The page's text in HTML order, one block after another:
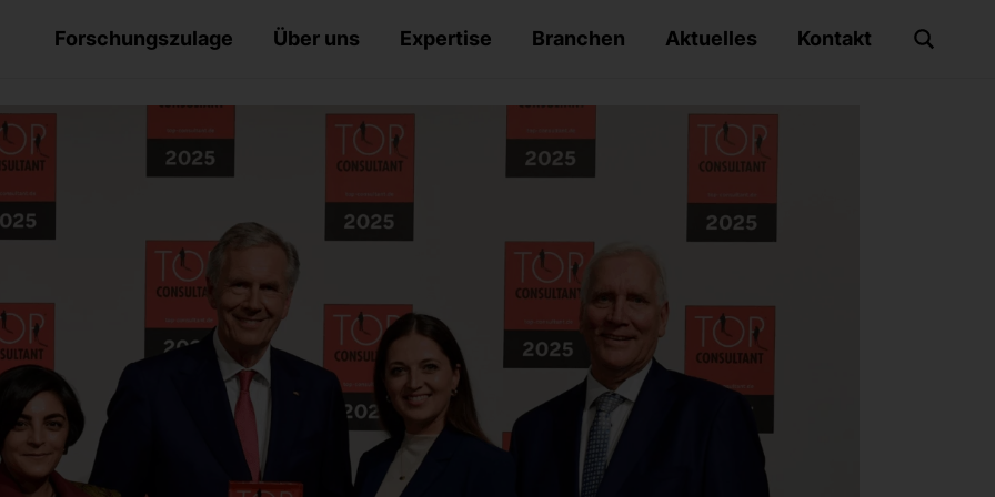
Forschungszulage Über uns Expertise Branchen Aktuelles Kontakt